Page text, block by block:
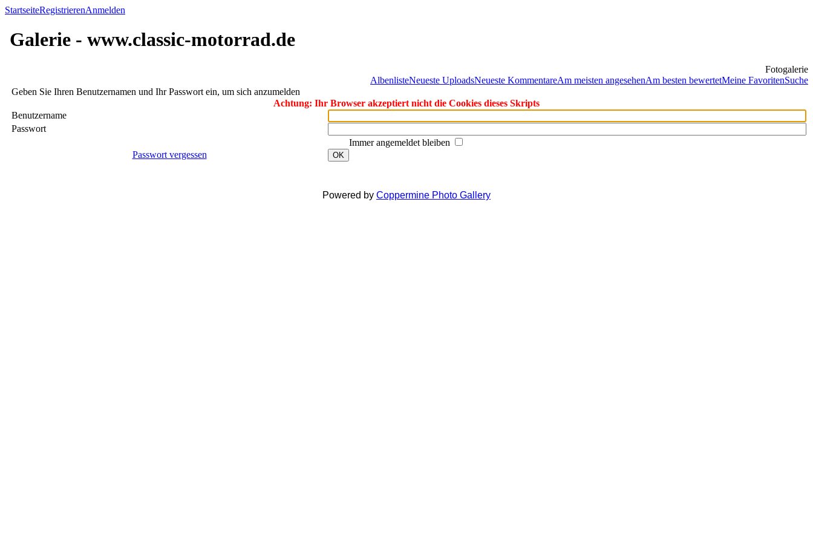
StartseiteRegistrierenAnmelden
Galerie - www.classic-motorrad.de
Fotogalerie
AlbenlisteNeueste UploadsNeueste KommentareAm meisten angesehenAm besten bewertetMeine FavoritenSuche
Geben Sie Ihren Benutzernamen und Ihr Passwort ein, um sich anzumelden
Achtung: Ihr Browser akzeptiert nicht die Cookies dieses Skripts
Benutzername
Passwort
Immer angemeldet bleiben
Passwort vergessen
OK
Powered by Coppermine Photo Gallery